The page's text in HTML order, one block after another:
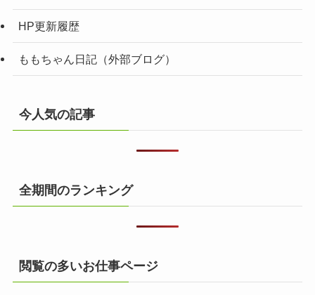
HP更新履歴
ももちゃん日記（外部ブログ）
今人気の記事
全期間のランキング
閲覧の多いお仕事ページ